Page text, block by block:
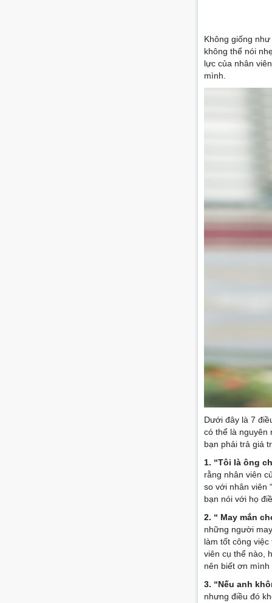
Không giống
không thể nói
lực của nhân
mình.
Dưới đây là 7
có thể là nguyên
bạn phải trả giá
1. “Tôi là ông
rằng nhân viên
so với nhân viên
bạn nói với họ
2. “ May mắn
những người
làm tốt công
viên cụ thể nào,
nên biết ơn
3. “Nếu anh
nhưng điều đó